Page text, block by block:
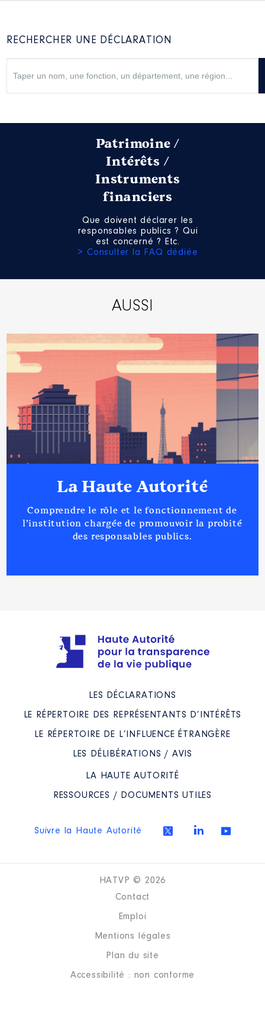
RECHERCHER UNE DÉCLARATION
Patrimoine /
Intérêts /
Instruments
financiers
Que doivent déclarer les
responsables publics ? Qui
est concerné ? Etc.
> Consulter la FAQ dédiée
AUSSI
La Haute Autorité
Comprendre le rôle et le fonctionnement de
l’institution chargée de promouvoir la probité
des responsables publics.
LES DÉCLARATIONS
LE RÉPERTOIRE DES REPRÉSENTANTS D’INTÉRÊTS
LE RÉPERTOIRE DE L’INFLUENCE ÉTRANGÈRE
LES DÉLIBÉRATIONS / AVIS
LA HAUTE AUTORITÉ
RESSOURCES / DOCUMENTS UTILES
Suivre la Haute Autorité
HATVP © 2026
Contact
Emploi
Mentions légales
Plan du site
Accessibilité : non conforme